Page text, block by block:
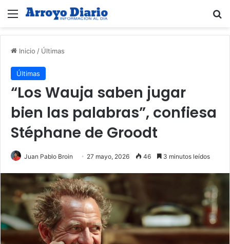
Menú
Inicio / Últimas
Últimas
“Los Wauja saben jugar
bien las palabras”, confiesa
Stéphane de Groodt
Juan Pablo Broin 27 mayo, 2026 46 3 minutos leídos